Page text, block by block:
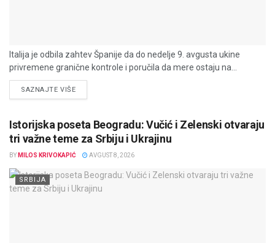
Italija je odbila zahtev Španije da do nedelje 9. avgusta ukine
privremene granične kontrole i poručila da mere ostaju na...
SAZNAJTE VIŠEDETAILS
Istorijska poseta Beogradu: Vučić i Zelenski otvaraju
tri važne teme za Srbiju i Ukrajinu
BY MILOS KRIVOKAPIĆ AVGUST 8, 2026
SRBIJA